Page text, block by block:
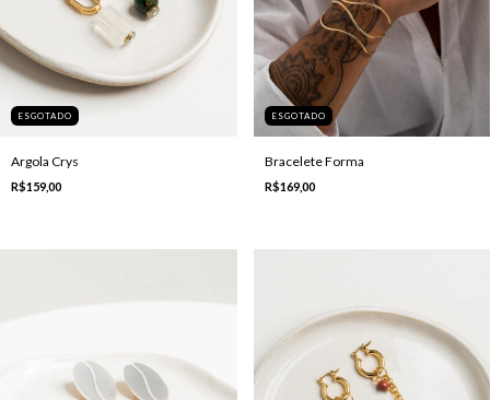
ESGOTADO
Argola Crys
R$159,00
ESGOTADO
Bracelete Forma
R$169,00